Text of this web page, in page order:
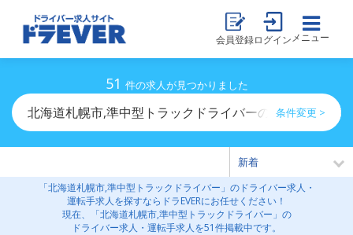
会員登録ログイン メニュー
51 件の求人が見つかりました
北海道札幌市,準中型トラックドライバーのドライバー求
条件変更 >
「北海道札幌市,準中型トラックドライバー」のドライバー求人・
運転手求人を探すならドラEVERにお任せください！
現在、「北海道札幌市,準中型トラックドライバー」の
ドライバー求人・運転手求人を51件掲載中です。